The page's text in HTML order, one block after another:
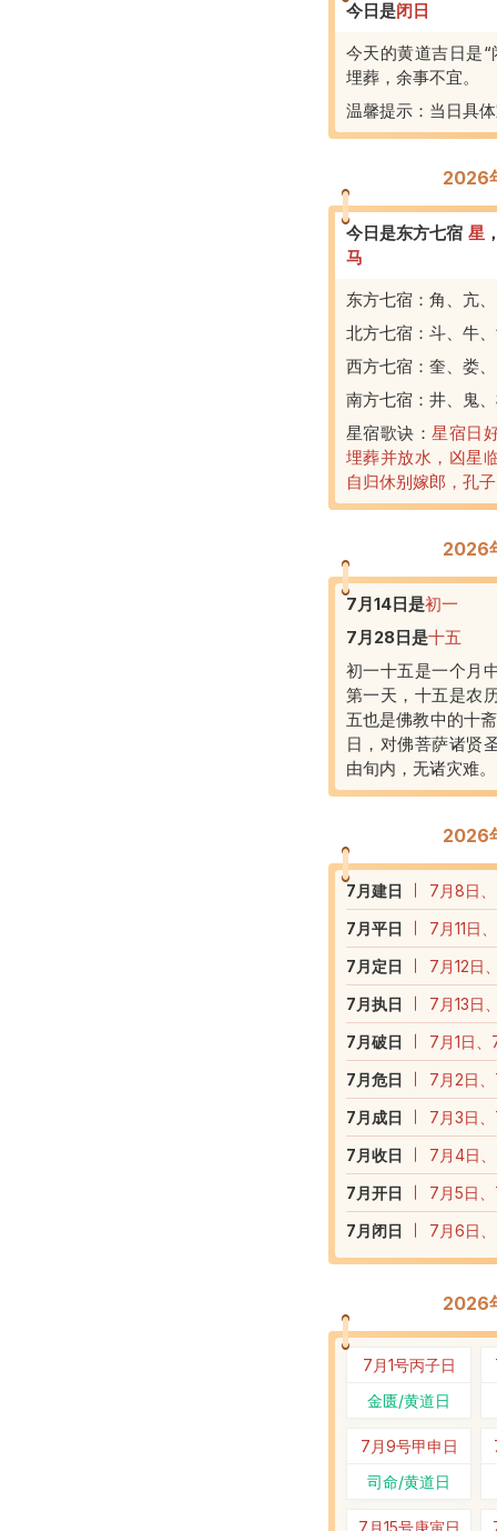
今日是闭 日
今天的黄道吉日是
埋葬，余事不宜。
温馨提示：当日具
2026
今日是东方七宿 星
马
东方七宿：角、亢
北方七宿：斗、牛
西方七宿：奎、娄
南方七宿：井、鬼
星宿歌诀：星宿日
埋葬并放水，凶星
自归休别嫁郎，孔
2026
7月14日是初一
7月28日是十五
初一十五是一个月
第一天，十五是农
五也是佛教中的十
日，对佛菩萨诸贤
由旬内，无诸灾难
2026
7 月建日
7月8日
7 月平日
7月11日
7 月定日
7月12日
7 月执日
7月13日
7 月破日
7月1日
7 月危日
7月2日
7 月成日
7月3日
7 月收日
7月4日
7 月开日
7月5日
7 月闭日 7月6日
2026
7月1号丙子日
金匮/黄道日
7月9号甲申日
司命/黄道日
7月15号庚寅日